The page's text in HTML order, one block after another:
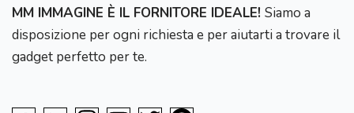
MM IMMAGINE È IL FORNITORE IDEALE! Siamo a
disposizione per ogni richiesta e per aiutarti a trovare il
gadget perfetto per te.